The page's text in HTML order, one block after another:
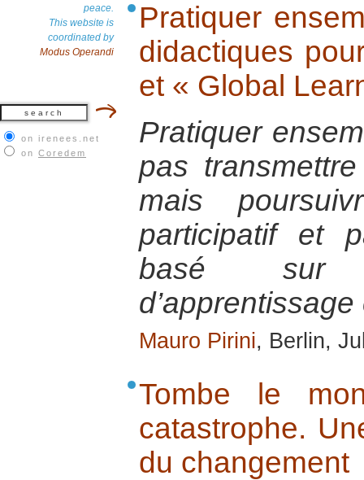
peace.
This website is
coordinated by
Modus Operandi
on irenees.net
on Coredem
Pratiquer
didactiques
et « Global
Pratiquer
pas
mais
participatif et
basé sur
Mauro Pirini, Berlin,
Tombe le
catastrophe.
du changement